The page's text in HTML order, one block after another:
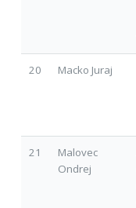
20 Macko Juraj
21
Malovec
Ondrej